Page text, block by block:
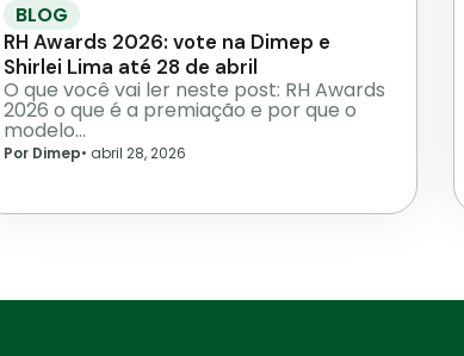
BLOG
RH Awards 2026: vote na Dimep e
Shirlei Lima até 28 de abril
O que você vai ler neste post: RH Awards
2026 o que é a premiação e por que o
modelo…
Por Dimep• abril 28, 2026